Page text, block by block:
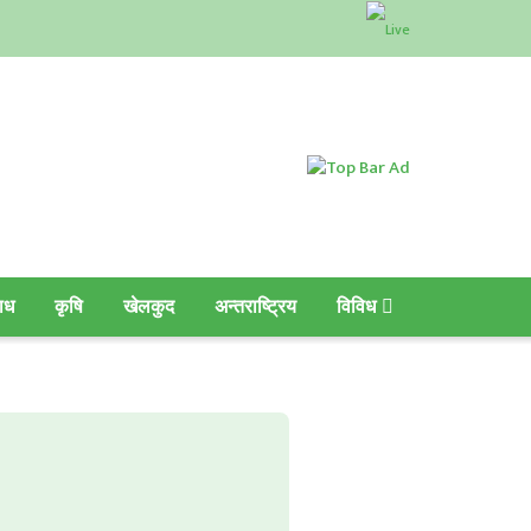
कृषि खेलकुद अन्तराष्ट्रिय विविध